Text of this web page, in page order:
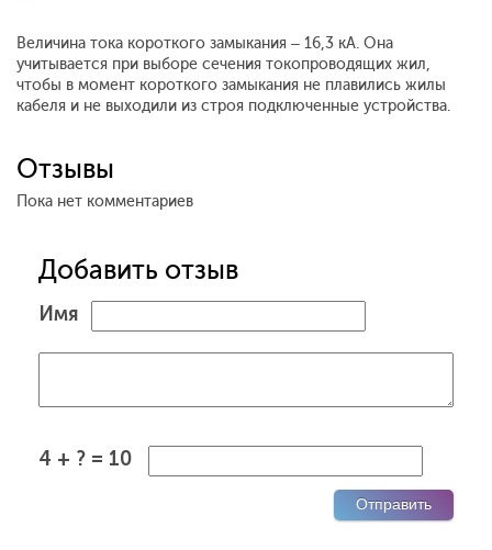
Величина тока короткого замыкания – 16,3 кА. Она
учитывается при выборе сечения токопроводящих жил,
чтобы в момент короткого замыкания не плавились жилы
кабеля и не выходили из строя подключенные устройства.
Отзывы
Пока нет комментариев
Добавить отзыв
Имя
4 + ? = 10